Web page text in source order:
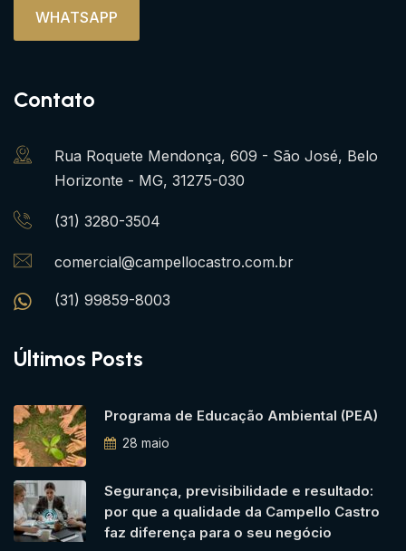
WHATSAPP
Contato
Rua Roquete Mendonça, 609 - São José, Belo
Horizonte - MG, 31275-030
(31) 3280-3504
comercial@campellocastro.com.br
(31) 99859-8003
Últimos Posts
Programa de Educação Ambiental (PEA)
28 maio
Segurança, previsibilidade e resultado:
por que a qualidade da Campello Castro
faz diferença para o seu negócio